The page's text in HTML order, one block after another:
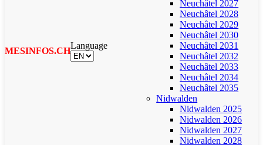
MESINFOS.CH
Language
Neuchâtel 2027
Neuchâtel 2028
Neuchâtel 2029
Neuchâtel 2030
Neuchâtel 2031
Neuchâtel 2032
Neuchâtel 2033
Neuchâtel 2034
Neuchâtel 2035
Nidwalden
Nidwalden 2025
Nidwalden 2026
Nidwalden 2027
Nidwalden 2028